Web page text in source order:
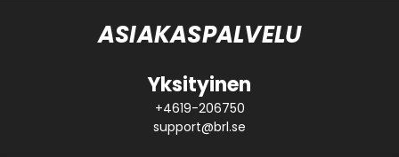
ASIAKASPALVELU
Yksityinen
+4619-206750
support@brl.se